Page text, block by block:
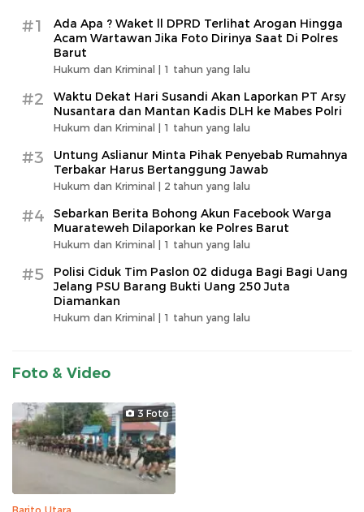
#1
Ada Apa ? Waket ll DPRD Terlihat Arogan Hingga
Acam Wartawan Jika Foto Dirinya Saat Di Polres
Barut
Hukum dan Kriminal | 1 tahun yang lalu
#2
Waktu Dekat Hari Susandi Akan Laporkan PT Arsy
Nusantara dan Mantan Kadis DLH ke Mabes Polri
Hukum dan Kriminal | 1 tahun yang lalu
#3
Untung Aslianur Minta Pihak Penyebab Rumahnya
Terbakar Harus Bertanggung Jawab
Hukum dan Kriminal | 2 tahun yang lalu
#4
Sebarkan Berita Bohong Akun Facebook Warga
Muarateweh Dilaporkan ke Polres Barut
Hukum dan Kriminal | 1 tahun yang lalu
#5
Polisi Ciduk Tim Paslon 02 diduga Bagi Bagi Uang
Jelang PSU Barang Bukti Uang 250 Juta
Diamankan
Hukum dan Kriminal | 1 tahun yang lalu
Foto & Video
3 Foto